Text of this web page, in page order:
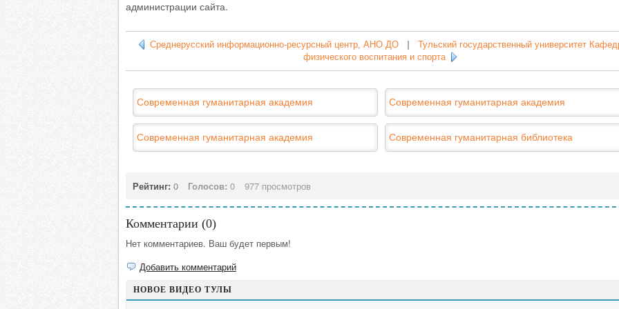
администрации сайта.
Среднерусский информационно-ресурсный центр, АНО ДО| Тульский государственный университет
физического воспитания и спорта
Современная гуманитарная академия Современная гуманитарная академия
Современная гуманитарная академия Современная гуманитарная библиотека
Рейтинг: 0 Голосов: 0 977 просмотров
Комментарии (0)
Нет комментариев. Ваш будет первым!
Добавить комментарий
НОВОЕ ВИДЕО ТУЛЫ